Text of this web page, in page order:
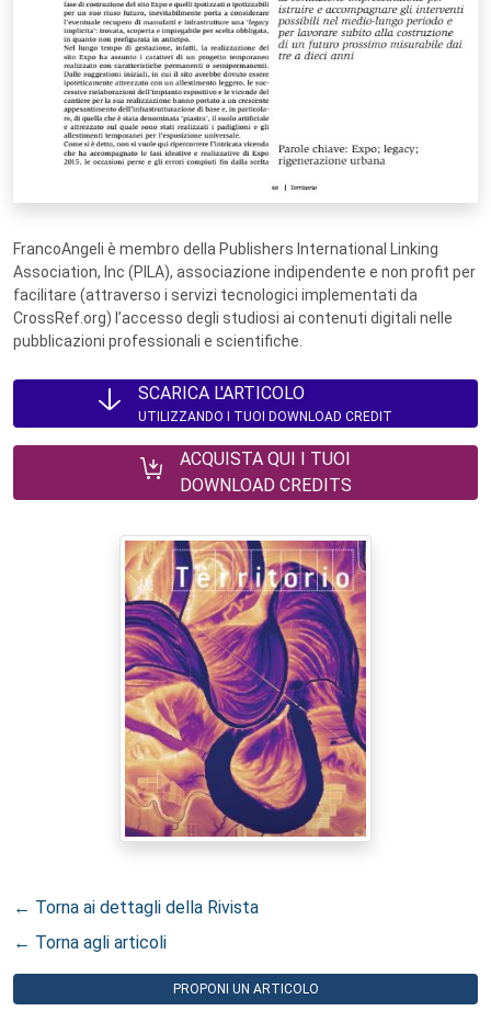
FrancoAngeli è membro della Publishers International Linking
Association, Inc (PILA), associazione indipendente e non profit per
facilitare (attraverso i servizi tecnologici implementati da
CrossRef.org) l’accesso degli studiosi ai contenuti digitali nelle
pubblicazioni professionali e scientifiche.
SCARICA L'ARTICOLO
UTILIZZANDO I TUOI DOWNLOAD CREDIT
ACQUISTA QUI I TUOI
DOWNLOAD CREDITS
← Torna ai dettagli della Rivista
← Torna agli articoli
PROPONI UN ARTICOLO